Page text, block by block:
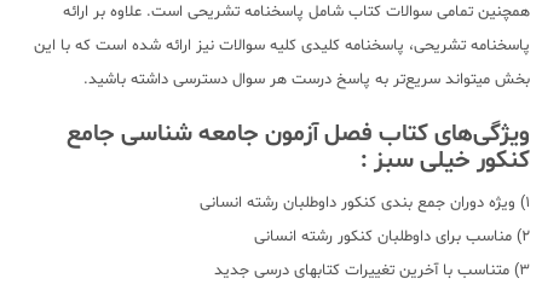
همچنین تمامی سوالات کتاب شامل پاسخنامه تشریحی است. علاوه بر ارائه
پاسخنامه تشریحی، پاسخنامه کلیدی کلیه سوالات نیز ارائه شده است که با این
بخش میتواند سریع‌تر به پاسخ درست هر سوال دسترسی داشته باشید.
ویژگی‌های کتاب فصل آزمون جامعه شناسی جامع
کنکور خیلی سبز :
1) ویژه دوران جمع بندی کنکور داوطلبان رشته انسانی
2) مناسب برای داوطلبان کنکور رشته انسانی
3) متناسب با آخرین تغییرات کتابهای درسی جدید